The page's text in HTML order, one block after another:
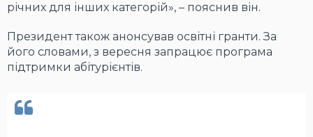
річних для інших категорій», – пояснив він.
Президент також анонсував освітні гранти. За
його словами, з вересня запрацює програма
підтримки абітурієнтів.